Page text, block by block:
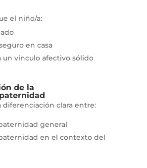
el niño/a:
en casa
un vínculo afectivo sólido
de la
diferenciación clara entre:
general
en el contexto del